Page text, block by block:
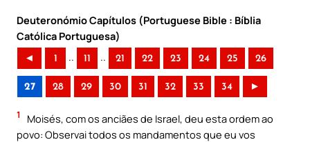
Deuteronómio Capítulos (Portuguese Bible : Bíblia
Católica Portuguesa)
◄ 1 .. 11 .. 21 22 23 24 25 26
27 28 29 30 31 32 33 34 ►
1
Moisés, com os anciães de Israel, deu esta ordem ao
povo: Observai todos os mandamentos que eu vos